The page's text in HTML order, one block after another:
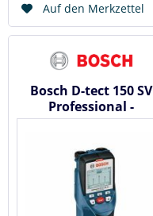
Auf den Merkzettel
Bosch D-tect 150 SV
Professional -
Ortungsgerät (